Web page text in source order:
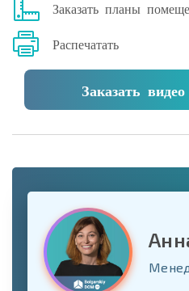
Заказать планы
Распечатать
Заказать видео